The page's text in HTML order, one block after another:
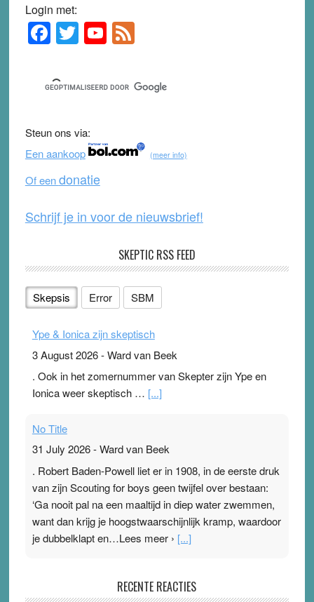
Login met:
Primary
Sidebar
F
a
c
e
b
o
o
k
T
wi
tt
er
Y
o
u
T
b
e
F
e
d
Steun ons via:
Een aankoop
(meer info)
Of eendonatie
Schrijf je in voor de nieuwsbrief!
SKEPTIC RSS FEED
Skepsis Error SBM
Ype & Ionica zijn skeptisch
3 August 2026-Ward van Beek
. Ook in het zomernummer van Skepter zijn Ype en
Ionica weer skeptisch … [...]
No Title
31 July 2026-Ward van Beek
. Robert Baden-Powell liet er in 1908, in de eerste druk
van zijn Scouting for boys geen twijfel over bestaan:
‘Ga nooit pal na een maaltijd in diep water zwemmen,
want dan krijg je hoogstwaarschijnlijk kramp, waardoor
je dubbelklapt en…Lees meer › [...]
Ward van Beek
RECENTE REACTIES